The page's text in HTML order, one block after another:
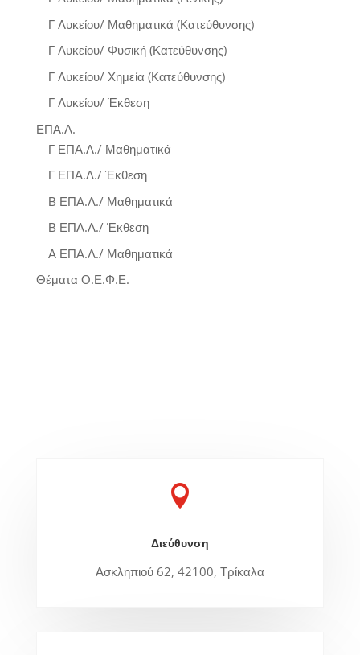
Γ Λυκείου/ Μαθηματικά (Κατεύθυνσης)
Γ Λυκείου/ Φυσική (Κατεύθυνσης)
Γ Λυκείου/ Χημεία (Κατεύθυνσης)
Γ Λυκείου/ Έκθεση
ΕΠΑ.Λ.
Γ ΕΠΑ.Λ./ Μαθηματικά
Γ ΕΠΑ.Λ./ Έκθεση
Β ΕΠΑ.Λ./ Μαθηματικά
Β ΕΠΑ.Λ./ Έκθεση
Α ΕΠΑ.Λ./ Μαθηματικά
Θέματα Ο.Ε.Φ.Ε.

Διεύθυνση
Ασκληπιού 62, 42100, Τρίκαλα